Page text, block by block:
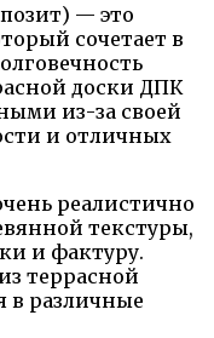
— это
сочетает в
доски ДПК
из-за своей
и отличных
реалистично
текстуры,
и фактуру.
террасной
в различные